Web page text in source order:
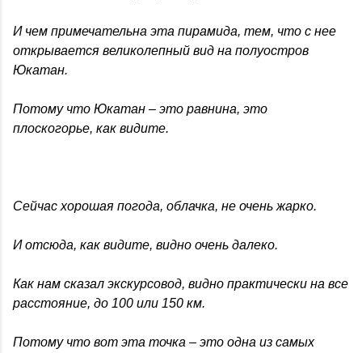
И чем примечательна эта пирамида, тем, что с нее
открывается великолепный вид на полуостров
Юкатан.
Потому что Юкатан – это равнина, это
плоскогорье, как видите.
Сейчас хорошая погода, облачка, не очень жарко.
И отсюда, как видите, видно очень далеко.
Как нам сказал экскурсовод, видно практически на все
расстояние, до 100 или 150 км.
Потому что вот эта точка – это одна из самых